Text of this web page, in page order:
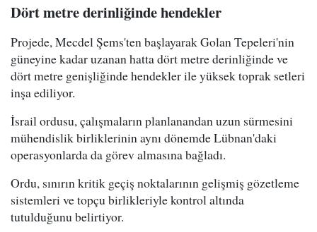
Dört metre derinliğinde hendekler
Projede, Mecdel Şems'ten başlayarak Golan Tepeleri'nin
güneyine kadar uzanan hatta dört metre derinliğinde ve
dört metre genişliğinde hendekler ile yüksek toprak setleri
inşa ediliyor.
İsrail ordusu, çalışmaların planlanandan uzun sürmesini
mühendislik birliklerinin aynı dönemde Lübnan'daki
operasyonlarda da görev almasına bağladı.
Ordu, sınırın kritik geçiş noktalarının gelişmiş gözetleme
sistemleri ve topçu birlikleriyle kontrol altında
tutulduğunu belirtiyor.